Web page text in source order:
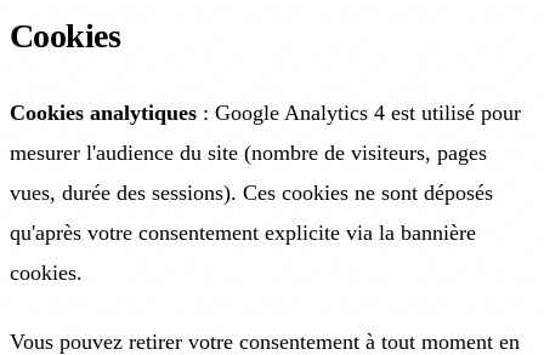
Cookies
Cookies analytiques : Google Analytics 4 est utilisé pour
mesurer l'audience du site (nombre de visiteurs, pages
vues, durée des sessions). Ces cookies ne sont déposés
qu'après votre consentement explicite via la bannière
cookies.
Vous pouvez retirer votre consentement à tout moment en